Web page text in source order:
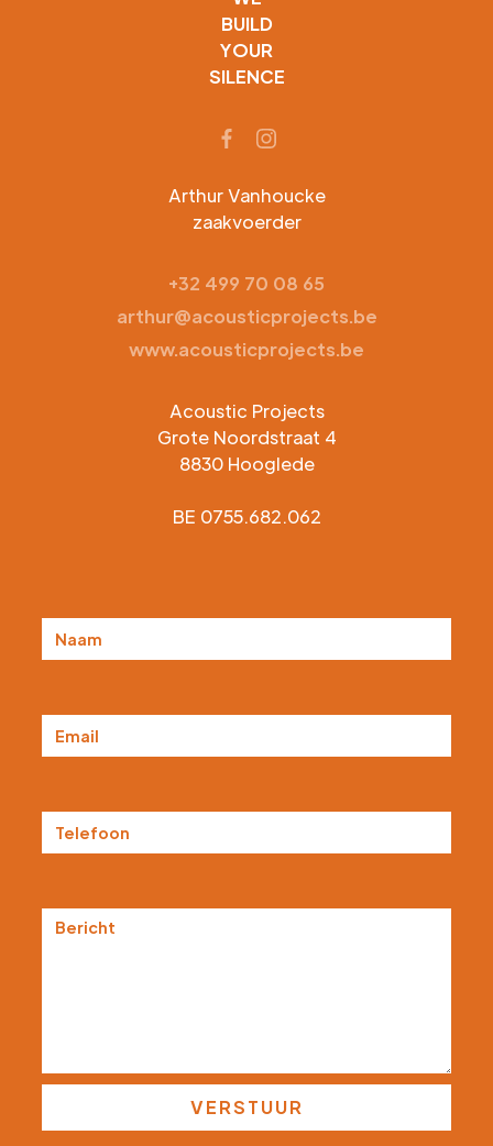
BUILD
YOUR
SILENCE
Arthur Vanhoucke
zaakvoerder
+32 499 70 08 65
arthur@acousticprojects.be
www.acousticprojects.be
Acoustic Projects
Grote Noordstraat 4
8830 Hooglede
BE 0755.682.062